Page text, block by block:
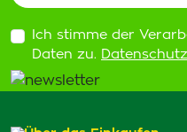
Ich stimme der
Daten zu.